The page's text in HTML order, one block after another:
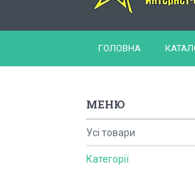
ГОЛОВНА
Усі товари
Категорії